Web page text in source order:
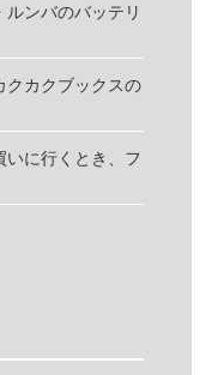
ルンバのバッテリ
クカクブックスの
いに行くとき、フ